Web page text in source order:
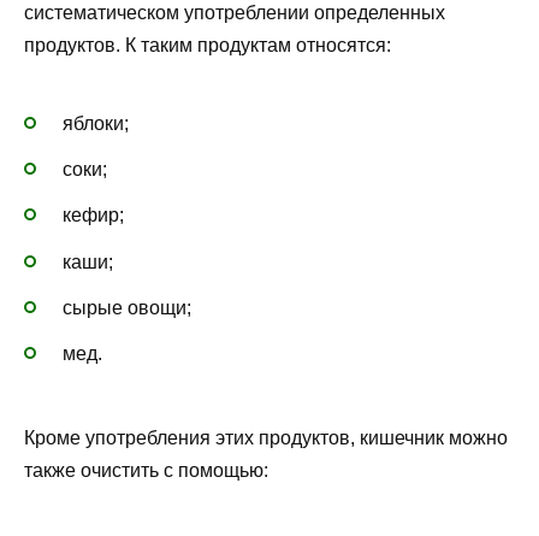
систематическом употреблении определенных
продуктов. К таким продуктам относятся:
яблоки;
соки;
кефир;
каши;
сырые овощи;
мед.
Кроме употребления этих продуктов, кишечник можно
также очистить с помощью: